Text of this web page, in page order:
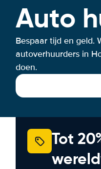
Auto
Bespaar tijd en geld.
autoverhuurders in
doen.
Tot